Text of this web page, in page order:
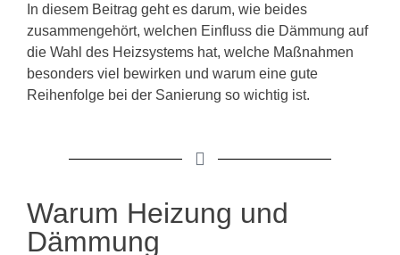
In diesem Beitrag geht es darum, wie beides
zusammengehört, welchen Einfluss die Dämmung auf
die Wahl des Heizsystems hat, welche Maßnahmen
besonders viel bewirken und warum eine gute
Reihenfolge bei der Sanierung so wichtig ist.
Warum Heizung und
Dämmung